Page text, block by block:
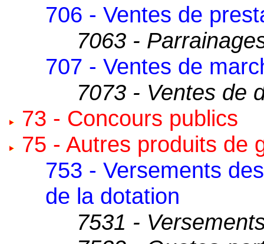
706 - Ventes de
7063 -
707 - Ventes de
7073 - Ventes de
73 - Concours publics
75 - Autres produits de
753 - Versements
de la dotation
7531 -